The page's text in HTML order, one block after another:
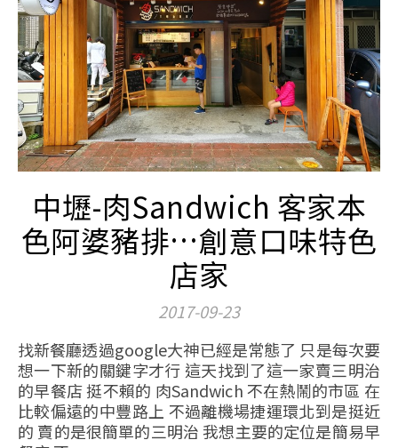
中壢-肉Sandwich 客家本
色阿婆豬排…創意口味特色
店家
2017-09-23
找新餐廳透過google大神已經是常態了 只是每次要
想一下新的關鍵字才行 這天找到了這一家賣三明治
的早餐店 挺不賴的 肉Sandwich 不在熱鬧的市區 在
比較偏遠的中豐路上 不過離機場捷運環北到是挺近
的 賣的是很簡單的三明治 我想主要的定位是簡易早